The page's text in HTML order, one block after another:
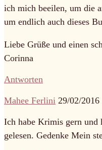
ich mich beeilen, um die
um endlich auch dieses
Liebe Grüße und einen
Corinna
Antworten
Mahee Ferlini 29/02/
Ich habe Krimis gern und
gelesen. Gedenke Mein